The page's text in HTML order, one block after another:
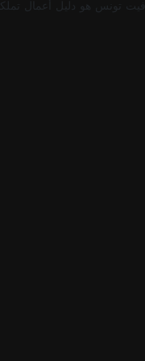
تونس هو دليل أعمال